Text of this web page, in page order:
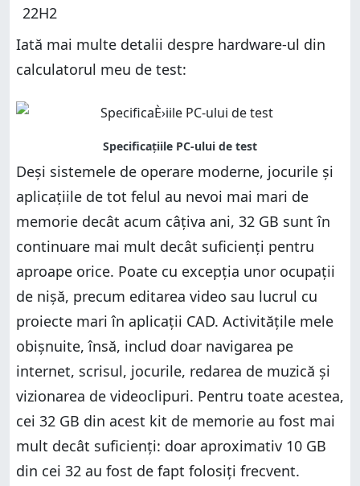
22H2
Iată mai multe detalii despre hardware-ul din
calculatorul meu de test:
Deși sistemele de operare moderne, jocurile și
aplicațiile de tot felul au nevoi mai mari de
memorie decât acum câțiva ani, 32 GB sunt în
continuare mai mult decât suficienți pentru
aproape orice. Poate cu excepția unor ocupații
de nișă, precum editarea video sau lucrul cu
proiecte mari în aplicații CAD. Activitățile mele
obișnuite, însă, includ doar navigarea pe
internet, scrisul, jocurile, redarea de muzică și
vizionarea de videoclipuri. Pentru toate acestea,
cei 32 GB din acest kit de memorie au fost mai
mult decât suficienți: doar aproximativ 10 GB
din cei 32 au fost de fapt folosiți frecvent.